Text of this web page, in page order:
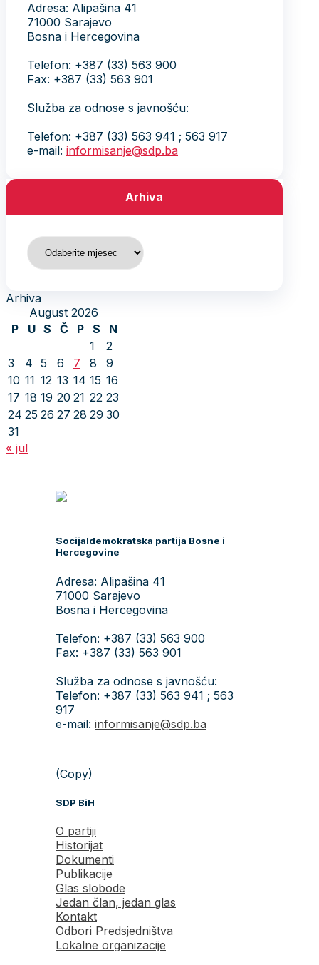
Adresa: Alipašina 41
71000 Sarajevo
Bosna i Hercegovina
Telefon: +387 (33) 563 900
Fax: +387 (33) 563 901
Služba za odnose s javnošću:
Telefon: +387 (33) 563 941 ; 563 917
e-mail: informisanje@sdp.ba
Arhiva
Arhiva
Arhiva
August 2026
P
U S Č P S
N
1
2
3
4 5 6 7 8
9
10 11 12 13 14 15 16
17 18 19 20 21 22 23
24 25 26 27 28 29 30
31
« jul
Socijaldemokratska partija Bosne i
Hercegovine
Adresa: Alipašina 41
71000 Sarajevo
Bosna i Hercegovina
Telefon: +387 (33) 563 900
Fax: +387 (33) 563 901
Služba za odnose s javnošću:
Telefon: +387 (33) 563 941 ; 563
917
e-mail: informisanje@sdp.ba
(Copy)
SDP BiH
O partiji
Historijat
Dokumenti
Publikacije
Glas slobode
Jedan član, jedan glas
Kontakt
Odbori Predsjedništva
Lokalne organizacije